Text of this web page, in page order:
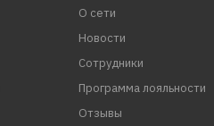
О сети
Новости
Сотрудники
Программа лояльности
Отзывы